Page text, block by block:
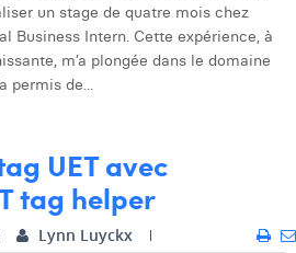
un stage de quatre mois chez
Business Intern. Cette expérience, à
m’a plongée dans le domaine
permis de...
UET avec
tag helper
Lynn Luyckx